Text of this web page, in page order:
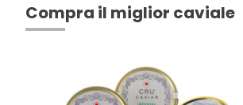
Compra il miglior caviale